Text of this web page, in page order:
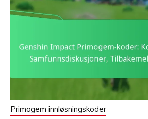
Primogem innløsningskoder